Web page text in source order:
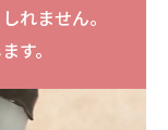
れません。
す。